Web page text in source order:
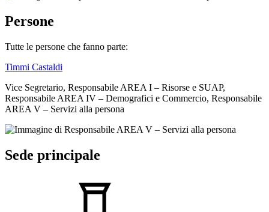
Persone
Tutte le persone che fanno parte:
Timmi Castaldi
Vice Segretario, Responsabile AREA I – Risorse e SUAP,
Responsabile AREA IV – Demografici e Commercio, Responsabile
AREA V – Servizi alla persona
Sede principale